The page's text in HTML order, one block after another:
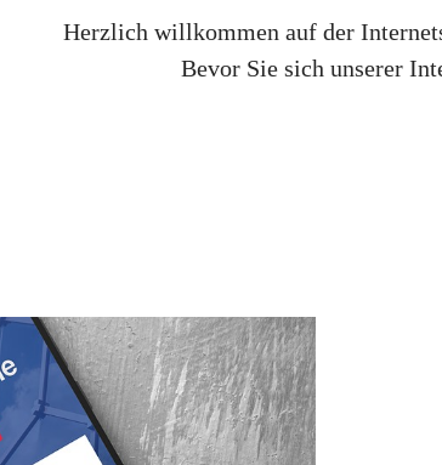
Herzlich willkommen auf der
Bevor Sie sich unserer